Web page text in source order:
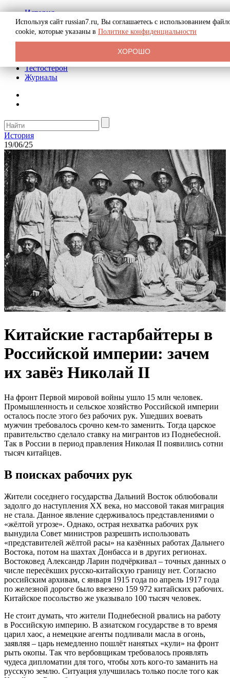
История
Биография
Криминал
Реклама на сайте
Тестостерон
Журналы
История
19/06/25
Китайские гастарбайтеры в
Российской империи: зачем
их завёз Николай II
На фронт Первой мировой войны ушло 15 млн человек.
Промышленность и сельское хозяйство Российской империи
осталось после этого без рабочих рук. Ушедших воевать
мужчин требовалось срочно кем-то заменить. Тогда царское
правительство сделало ставку на мигрантов из Поднебесной.
Так в России в период правления Николая II появились сотни
тысяч китайцев.
В поисках рабочих рук
Жители соседнего государства Дальний Восток облюбовали
задолго до наступления XX века, но массовой такая миграция
не стала. Данное явление сдерживалось представлениями о
«жёлтой угрозе». Однако, острая нехватка рабочих рук
вынудила Совет министров разрешить использовать
«представителей жёлтой расы» на казённых работах Дальнего
Востока, потом на шахтах Донбасса и в других регионах.
Востоковед Александр Ларин подчёркивал – точных данных о
числе пересëкших русско-китайскую границу нет. Согласно
российским архивам, с января 1915 года по апрель 1917 года
по железной дороге было ввезено 159 972 китайских рабочих.
Китайское посольство же указывало 100 тысяч человек.
Не стоит думать, что жители Поднебесной рвались на работу
в Российскую империю. В азиатском государстве в то время
царил хаос, а немецкие агенты подливали масла в огонь,
заявляя – царь немедленно пошлёт нанятых «кули» на фронт
рыть окопы. Так что вербовщикам требовалось проявлять
чудеса дипломатии для того, чтобы хоть кого-то заманить на
русскую землю. Ситуация улучшилась только после того как
Используя сайт russian7.ru, Вы соглашаетесь с использованием
cookie, которые указаны в Политике конфиденциальности
ХОРОШО